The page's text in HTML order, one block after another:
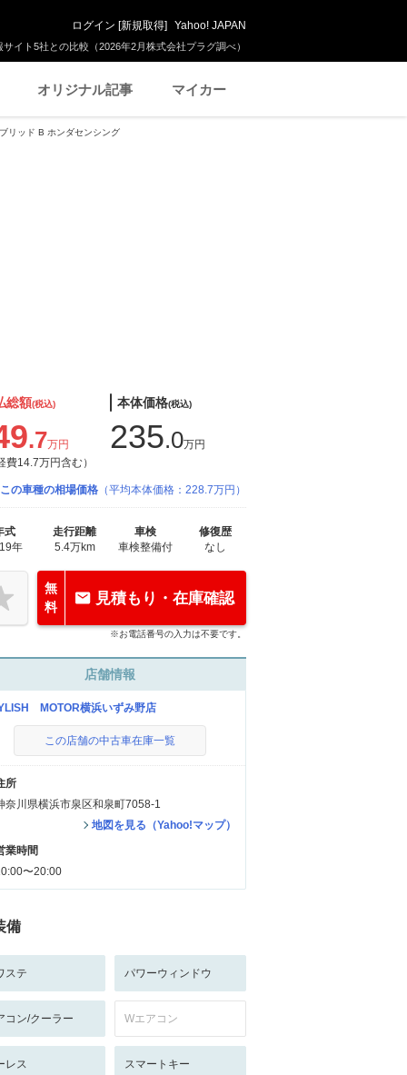
イト5社との比較（2026年2月株式会社プラグ調べ）
ログイン [新規取得] Yahoo! JAPAN
オリジナル記事 マイカー
リッド B ホンダセンシング
総額(税込)
.7万円
費14.7万円含む）
本体価格(税込)
235.0万円
この車種の相場価格 （平均本体価格：228.7万円）
式
年
走行距離
5.4万km
車検
車検整備付
修復歴
なし
無
料
見積もり・在庫確認
※お電話番号の入力は不要です。
店舗情報
MOTOR横浜いずみ野店
この店舗の中古車在庫一覧
所
奈川県横浜市泉区和泉町7058-1
地図を見る（Yahoo!マップ）
業時間
〜20:00
備
ステ パワーウィンドウ
コン/クーラー Wエアコン
レス スマートキー